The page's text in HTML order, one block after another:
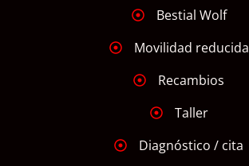
Bestial Wolf
Movilidad reducida
Recambios
Taller
Diagnóstico / cita